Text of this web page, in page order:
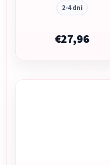
2-4 dni
€27,96